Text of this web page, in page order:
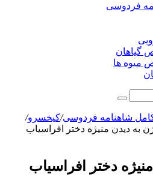
فردوسی
گیاهان
میوه ها
جستجو
برای
شاهنامه فردوسی/کیخسرو/
به دیدن منیژه دختر افراسیاب
دختر افراسیاب